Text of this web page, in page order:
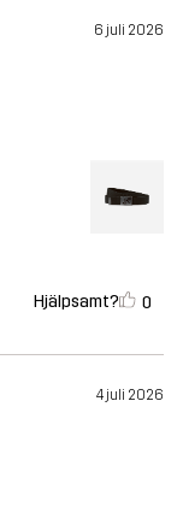
6 juli 2026
Hjälpsamt? 0
4 juli 2026